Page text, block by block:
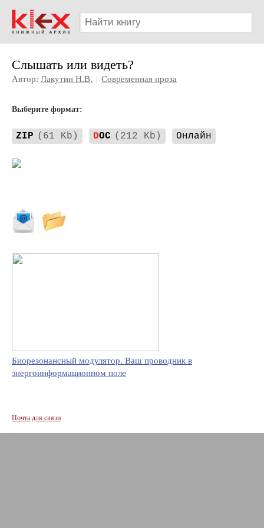
Слышать или видеть?
Автор: Лакутин Н.В. | Современная проза
Выберите формат:
ZIP (61 Kb) DOC (212 Kb) Онлайн
Биорезонансный модулятор. Ваш проводник в
энергоинформационном поле
Почта для связи